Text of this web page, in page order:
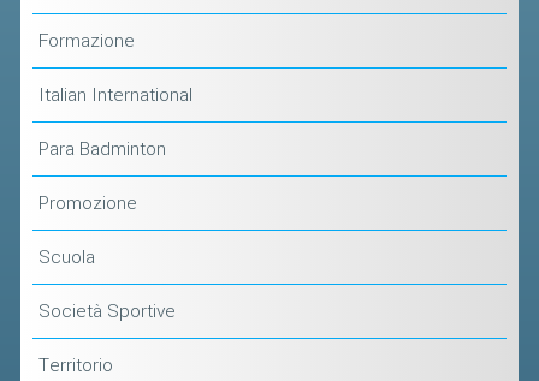
Formazione
Italian International
Para Badminton
Promozione
Scuola
Società Sportive
Territorio
CLASSIFICHE 2013-2020
RICHIESTA TORNEI
EVENTI SOSTENIBILI
PARA BADMINTON